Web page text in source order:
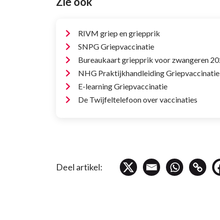
RIVM griep en griepprik
SNPG Griepvaccinatie
Bureaukaart griepprik voor zwangeren
NHG Praktijkhandleiding Griepvaccinatie
E-learning Griepvaccinatie
De Twijfeltelefoon over vaccinaties
Deel artikel: